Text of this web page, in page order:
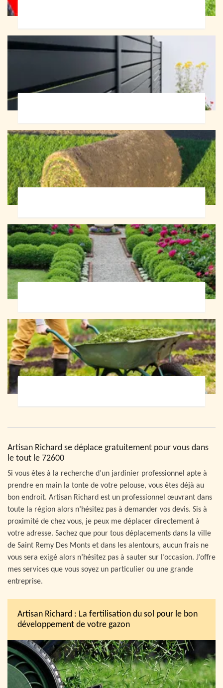
Artisan Richard se déplace gratuitement pour vous dans
le tout le 72600
Si vous êtes à la recherche d’un jardinier professionnel apte à
prendre en main la tonte de votre pelouse, vous êtes déjà au
bon endroit. Artisan Richard est un professionnel œuvrant dans
toute la région alors n’hésitez pas à demander vos devis. Sis à
proximité de chez vous, je peux me déplacer directement à
votre adresse. Sachez que pour tous déplacements dans la ville
de Saint Remy Des Monts et dans les alentours, aucun frais ne
vous sera exigé alors n’hésitez pas à sauter sur l’occasion. J’offre
mes services que vous soyez un particulier ou une grande
entreprise.
Artisan Richard : La fertilisation du sol pour le bon
développement de votre gazon